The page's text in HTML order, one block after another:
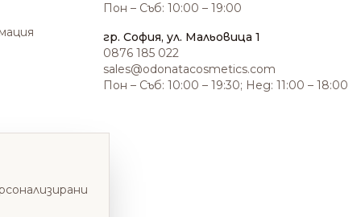
Пон – Съб: 10:00 – 19:00
гр. София, ул. Мальовица 1
0876 185 022
sales@odonatacosmetics.com
Пон – Съб: 10:00 – 19:30; Нед: 11:00 – 18:00